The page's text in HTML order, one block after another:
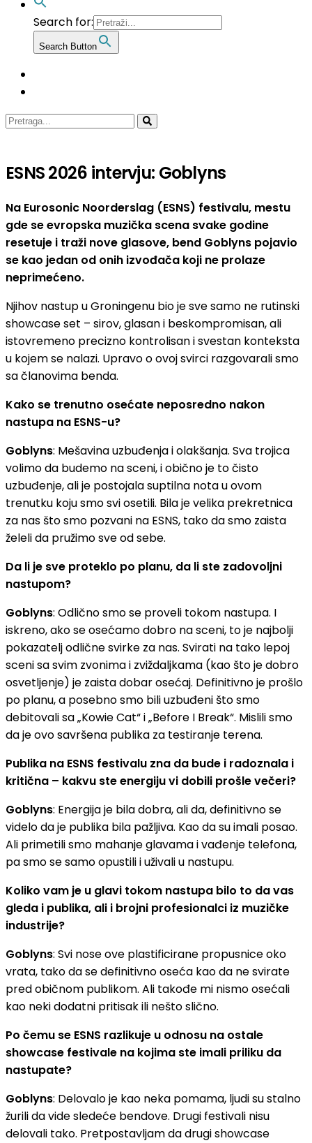
Search for:
Search Button
ESNS 2026 intervju: Goblyns
Na Eurosonic Noorderslag (ESNS) festivalu, mestu
gde se evropska muzička scena svake godine
resetuje i traži nove glasove, bend Goblyns pojavio
se kao jedan od onih izvođača koji ne prolaze
neprimećeno.
Njihov nastup u Groningenu bio je sve samo ne rutinski
showcase set – sirov, glasan i beskompromisan, ali
istovremeno precizno kontrolisan i svestan konteksta
u kojem se nalazi. Upravo o ovoj svirci razgovarali smo
sa članovima benda.
Kako se trenutno osećate neposredno nakon
nastupa na ESNS-u?
Goblyns: Mešavina uzbuđenja i olakšanja. Sva trojica
volimo da budemo na sceni, i obično je to čisto
uzbuđenje, ali je postojala suptilna nota u ovom
trenutku koju smo svi osetili. Bila je velika prekretnica
za nas što smo pozvani na ESNS, tako da smo zaista
želeli da pružimo sve od sebe.
Da li je sve proteklo po planu, da li ste zadovoljni
nastupom?
Goblyns: Odlično smo se proveli tokom nastupa. I
iskreno, ako se osećamo dobro na sceni, to je najbolji
pokazatelj odlične svirke za nas. Svirati na tako lepoj
sceni sa svim zvonima i zviždaljkama (kao što je dobro
osvetljenje) je zaista dobar osećaj. Definitivno je prošlo
po planu, a posebno smo bili uzbuđeni što smo
debitovali sa „Kowie Cat“ i „Before I Break“. Mislili smo
da je ovo savršena publika za testiranje terena.
Publika na ESNS festivalu zna da bude i radoznala i
kritična – kakvu ste energiju vi dobili prošle večeri?
Goblyns: Energija je bila dobra, ali da, definitivno se
videlo da je publika bila pažljiva. Kao da su imali posao.
Ali primetili smo mahanje glavama i vađenje telefona,
pa smo se samo opustili i uživali u nastupu.
Koliko vam je u glavi tokom nastupa bilo to da vas
gleda i publika, ali i brojni profesionalci iz muzičke
industrije?
Goblyns: Svi nose ove plastificirane propusnice oko
vrata, tako da se definitivno oseća kao da ne svirate
pred običnom publikom. Ali takođe mi nismo osećali
kao neki dodatni pritisak ili nešto slično.
Po čemu se ESNS razlikuje u odnosu na ostale
showcase festivale na kojima ste imali priliku da
nastupate?
Goblyns: Delovalo je kao neka pomama, ljudi su stalno
žurili da vide sledeće bendove. Drugi festivali nisu
delovali tako. Pretpostavljam da drugi showcase